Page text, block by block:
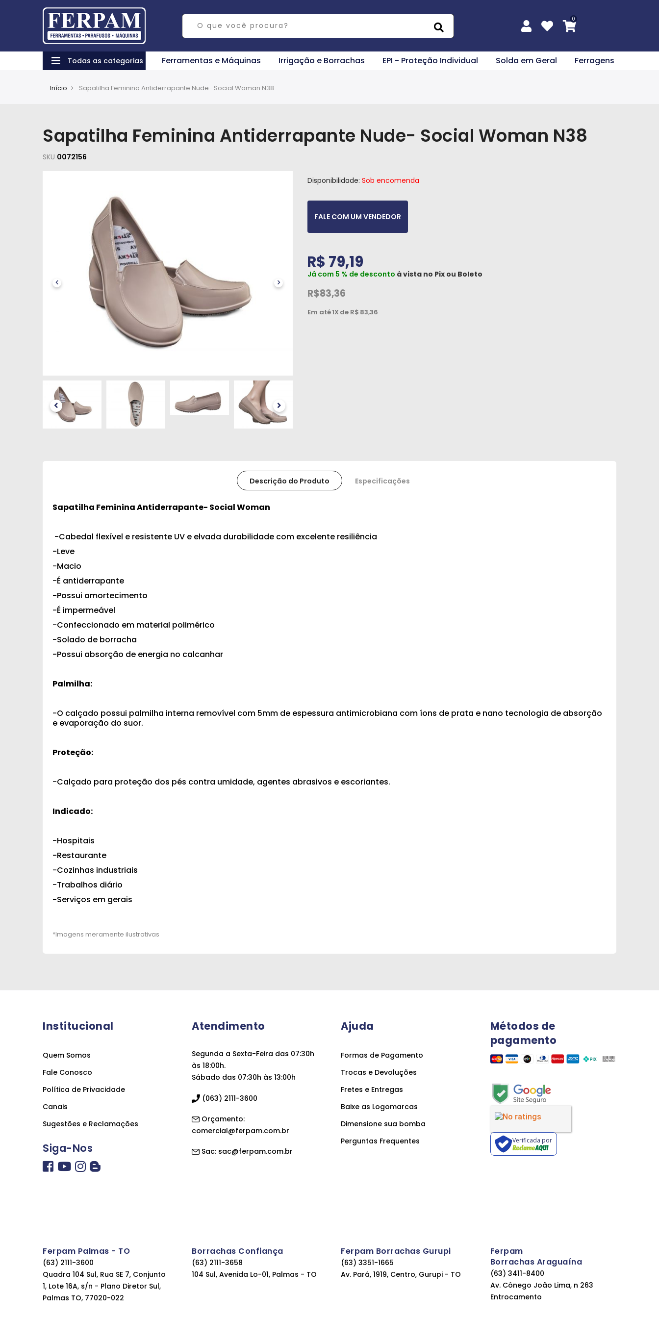
Todas as categorias Ferramentas e Máquinas Irrigação e Borrachas EPI - Proteção Individual Solda em Geral Ferragens
Início Sapatilha Feminina Antiderrapante Nude- Social Woman N38
Sapatilha Feminina Antiderrapante Nude- Social Woman N38
SKU 0072156
Disponibilidade: Sob encomenda
FALE COM UM VENDEDOR
R$ 79,19
Já com 5 % de desconto à vista no Pix ou Boleto
R$83,36
Em até1X de R$ 83,36
Descrição do Produto Especificações
Sapatilha Feminina Antiderrapante- Social Woman
-Cabedal flexível e resistente UV e elvada durabilidade com excelente resiliência
-Leve
-Macio
-É antiderrapante
-Possui amortecimento
-É impermeável
-Confeccionado em material polimérico
-Solado de borracha
-Possui absorção de energia no calcanhar
Palmilha:
-O calçado possui palmilha interna removível com 5mm de espessura antimicrobiana com íons de prata e nano tecnologia de absorção
e evaporação do suor.
Proteção:
-Calçado para proteção dos pés contra umidade, agentes abrasivos e escoriantes.
Indicado:
-Hospitais
-Restaurante
-Cozinhas industriais
-Trabalhos diário
-Serviços em gerais
Institucional
Quem Somos
Fale Conosco
Política de Privacidade
Canais
Sugestões e Reclamações
Siga-Nos
Atendimento
Segunda a Sexta-Feira das 07:30h
às 18:00h.
Sábado das 07:30h às 13:00h
(063) 2111-3600
Orçamento:
comercial@ferpam.com.br
Sac: sac@ferpam.com.br
Ajuda
Formas de Pagamento
Trocas e Devoluções
Fretes e Entregas
Baixe as Logomarcas
Dimensione sua bomba
Perguntas Frequentes
Métodos de
pagamento
Verificada por
Ferpam Palmas - TO
(63) 2111-3600
Quadra 104 Sul, Rua SE 7, Conjunto
1, Lote 16A, s/n - Plano Diretor Sul,
Palmas TO, 77020-022
Borrachas Confiança
(63) 2111-3658
104 Sul, Avenida Lo-01, Palmas - TO
Ferpam Borrachas Gurupi
(63) 3351-1665
Av. Pará, 1919, Centro, Gurupi - TO
Ferpam
Borrachas Araguaína
(63) 3411-8400
Av. Cônego João Lima, n 263
Entrocamento